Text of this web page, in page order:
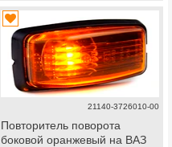
21140-3726010-00
Повторитель поворота
боковой оранжевый на ВАЗ